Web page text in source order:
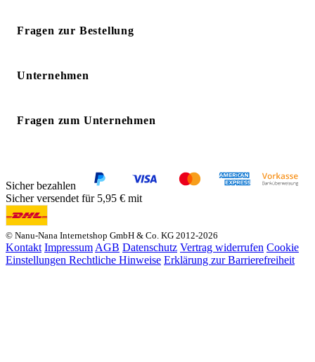
Fragen zur Bestellung
Unternehmen
Fragen zum Unternehmen
Sicher bezahlen
Sicher versendet für 5,95 € mit
© Nanu-Nana Internetshop GmbH & Co. KG 2012-2026
Kontakt Impressum AGB Datenschutz Vertrag widerrufen Cookie
Einstellungen Rechtliche Hinweise Erklärung zur Barrierefreiheit